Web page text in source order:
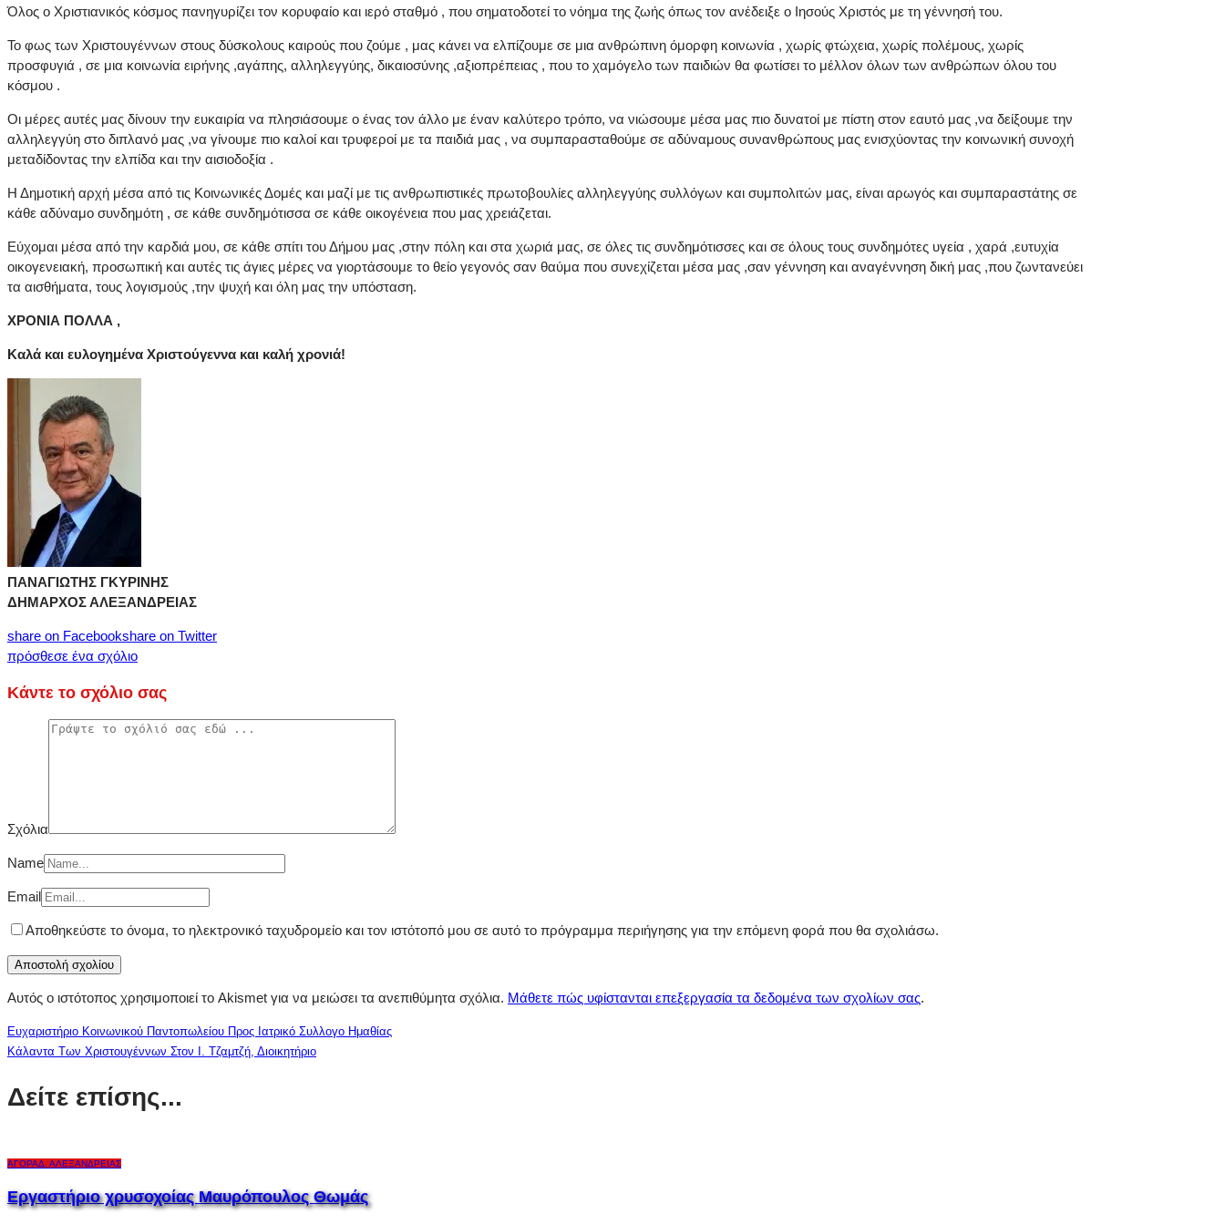
Όλος ο Χριστιανικός κόσμος πανηγυρίζει τον κορυφαίο και ιερό σταθμό , που σηματοδοτεί το νόημα της ζωής όπως τον ανέδειξε ο Ιησούς Χριστός με τη γέννησή του.
Το φως των Χριστουγέννων στους δύσκολους καιρούς που ζούμε , μας κάνει να ελπίζουμε σε μια ανθρώπινη όμορφη κοινωνία , χωρίς φτώχεια, χωρίς πολέμους, χωρίς
προσφυγιά , σε μια κοινωνία ειρήνης ,αγάπης, αλληλεγγύης, δικαιοσύνης ,αξιοπρέπειας , που το χαμόγελο των παιδιών θα φωτίσει το μέλλον όλων των ανθρώπων όλου του
κόσμου .
Οι μέρες αυτές μας δίνουν την ευκαιρία να πλησιάσουμε ο ένας τον άλλο με έναν καλύτερο τρόπο, να νιώσουμε μέσα μας πιο δυνατοί με πίστη στον εαυτό μας ,να δείξουμε την
αλληλεγγύη στο διπλανό μας ,να γίνουμε πιο καλοί και τρυφεροί με τα παιδιά μας , να συμπαρασταθούμε σε αδύναμους συνανθρώπους μας ενισχύοντας την κοινωνική συνοχή
μεταδίδοντας την ελπίδα και την αισιοδοξία .
Η Δημοτική αρχή μέσα από τις Κοινωνικές Δομές και μαζί με τις ανθρωπιστικές πρωτοβουλίες αλληλεγγύης συλλόγων και συμπολιτών μας, είναι αρωγός και συμπαραστάτης σε
κάθε αδύναμο συνδημότη , σε κάθε συνδημότισσα σε κάθε οικογένεια που μας χρειάζεται.
Εύχομαι μέσα από την καρδιά μου, σε κάθε σπίτι του Δήμου μας ,στην πόλη και στα χωριά μας, σε όλες τις συνδημότισσες και σε όλους τους συνδημότες υγεία , χαρά ,ευτυχία
οικογενειακή, προσωπική και αυτές τις άγιες μέρες να γιορτάσουμε το θείο γεγονός σαν θαύμα που συνεχίζεται μέσα μας ,σαν γέννηση και αναγέννηση δική μας ,που ζωντανεύει
τα αισθήματα, τους λογισμούς ,την ψυχή και όλη μας την υπόσταση.
ΧΡΟΝΙΑ ΠΟΛΛΑ ,
Καλά και ευλογημένα Χριστούγεννα και καλή χρονιά!
ΠΑΝΑΓΙΩΤΗΣ ΓΚΥΡΙΝΗΣ
ΔΗΜΑΡΧΟΣ ΑΛΕΞΑΝΔΡΕΙΑΣ
share on Facebookshare on Twitter
πρόσθεσε ένα σχόλιο
Κάντε το σχόλιο σας
Σχόλια
Name
Email
Αποθηκεύστε το όνομα, το ηλεκτρονικό ταχυδρομείο και τον ιστότοπό μου σε αυτό το πρόγραμμα περιήγησης για την επόμενη φορά που θα σχολιάσω.
Αυτός ο ιστότοπος χρησιμοποιεί το Akismet για να μειώσει τα ανεπιθύμητα σχόλια. Μάθετε πώς υφίστανται επεξεργασία τα δεδομένα των σχολίων σας.
Ευχαριστήριο Κοινωνικού Παντοπωλείου Προς Ιατρικό Συλλογο Ημαθίας
Κάλαντα Των Χριστουγέννων Στον Ι. Τζαμτζή, Διοικητήριο
Δείτε επίσης...
ΑΓΟΡΆΔ. ΑΛΕΞΆΝΔΡΕΙΑΣ
Εργαστήριο χρυσοχοίας Μαυρόπουλος Θωμάς